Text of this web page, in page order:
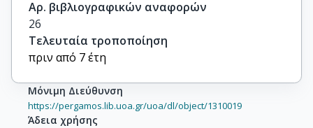
Αρ. βιβλιογραφικών αναφορών
26
Τελευταία τροποποίηση
πριν από 7 έτη
Μόνιμη Διεύθυνση
https://pergamos.lib.uoa.gr/uoa/dl/object/1310019
Άδεια χρήσης